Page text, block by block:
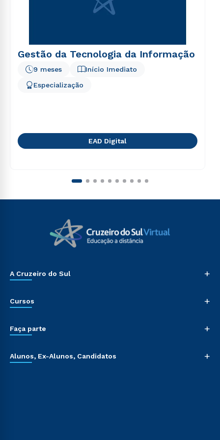
Gestão da Tecnologia da Informação
Início Imediato
9 meses
Especialização
EAD Digital
A Cruzeiro do Sul +
Cursos +
Faça parte +
Alunos, Ex-Alunos, Candidatos +